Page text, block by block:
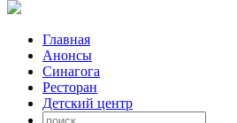
Главная
Анонсы
Синагога
Ресторан
Детский центр